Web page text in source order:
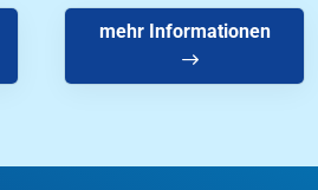
mehr Informationen